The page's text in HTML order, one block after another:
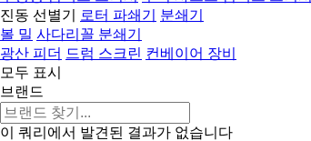
진동 선별기
로터 파쇄기
분쇄기
볼 밀 사다리꼴 분쇄기
광산 피더 드럼 스크린 컨베이어 장비
모두 표시
브랜드
이 쿼리에서 발견된 결과가 없습니다